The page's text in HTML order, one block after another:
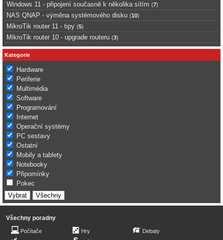
Windows 11 - připojení současně k několika sítím (7)
NAS QNAP - výměna systémového disku (10)
MikroTik router 11 - tipy (5)
MikroTik router 10 - upgrade routeru (3)
Kategorie
Hardware
Periferie
Multimédia
Software
Programování
Internet
Operační systémy
PC sestavy
Ostatní
Mobily a tablety
Notebooky
Připomínky
Pokec
Všechny poradny
Počítače
Hry
Debaty